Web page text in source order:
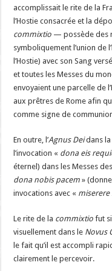
accomplissait le rite de la
l’Hostie consacrée et la
commixtio — possède des
symboliquement l’union de
l’Hostie) avec son Sang
et toutes les Messes du
envoyaient une parcelle de
aux prêtres de Rome afin
comme signe de
En outre, l’Agnus Deidans la
l’invocation « dona eis
éternel) dans les Messes
dona nobis pacem »
invocations avec « miserere
Le rite de la commixtio fut
visuellement dans le Novus
le fait qu’il est accompli
clairement le percevoir.